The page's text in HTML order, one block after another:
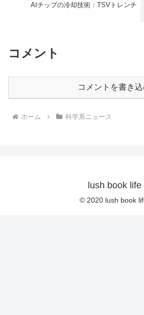
AIチップの冷却技術：TSVトレンチ
コメント
コメントを書き
ホーム 科学系ニュース
lush book life
© 2020 lush book